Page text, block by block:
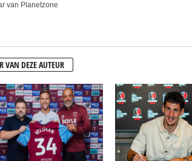
van Planetzone
VAN DEZE AUTEUR